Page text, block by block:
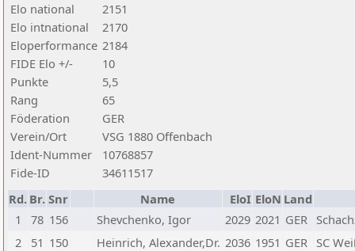
Elo national
2151
Elo intnational
2170
Eloperformance 2184
FIDE Elo +/-
10
Punkte
5,5
Rang
65
Föderation
GER
Verein/Ort
VSG 1880 Offenbach
Ident-Nummer
10768857
Fide-ID
34611517
Rd. Br. Snr Name EloI EloN Land
1
78 156 Shevchenko, Igor 2029 2021 GER
2
51 150 Heinrich, Alexander,Dr. 2036 1951 GER SC